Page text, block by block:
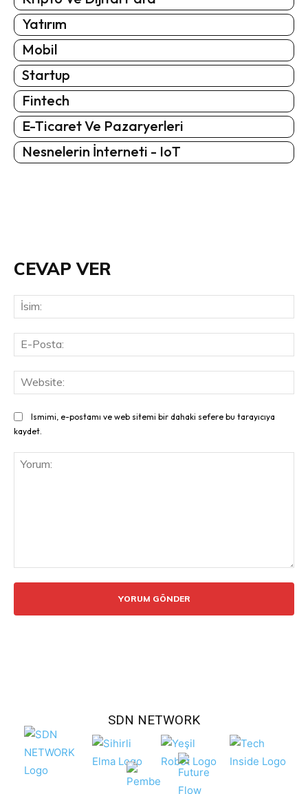
Yatırım
Mobil
Startup
Fintech
E-Ticaret Ve Pazaryerleri
Nesnelerin İnterneti - IoT
CEVAP VER
Ismimi, e-postamı ve web sitemi bir dahaki sefere bu tarayıcıya
kaydet.
SDN NETWORK